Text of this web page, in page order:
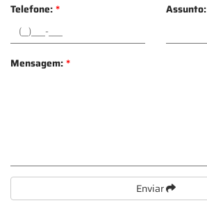
Telefone:* Assunto:
Mensagem:*
Enviar